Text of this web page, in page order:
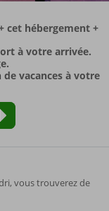
cet hébergement +
à votre arrivée.
vacances à votre
vous trouverez de